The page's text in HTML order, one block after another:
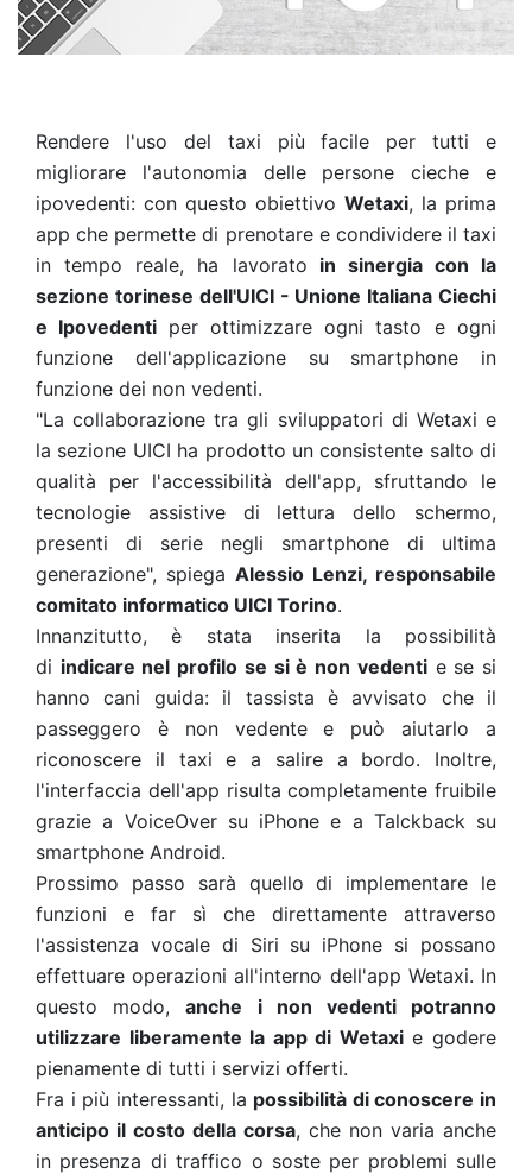
Rendere l'uso del taxi più facile per tutti e
migliorare l'autonomia delle persone cieche e
ipovedenti: con questo obiettivo Wetaxi, la prima
app che permette di prenotare e condividere il taxi
in tempo reale, ha lavorato in sinergia con la
sezione torinese dell'UICI - Unione Italiana Ciechi
e Ipovedenti per ottimizzare ogni tasto e ogni
funzione dell'applicazione su smartphone in
funzione dei non vedenti.
"La collaborazione tra gli sviluppatori di Wetaxi e
la sezione UICI ha prodotto un consistente salto di
qualità per l'accessibilità dell'app, sfruttando le
tecnologie assistive di lettura dello schermo,
presenti di serie negli smartphone di ultima
generazione", spiega Alessio Lenzi, responsabile
comitato informatico UICI Torino.
Innanzitutto, è stata inserita la possibilità
di indicare nel profilo se si è non vedentie se si
hanno cani guida: il tassista è avvisato che il
passeggero è non vedente e può aiutarlo a
riconoscere il taxi e a salire a bordo. Inoltre,
l'interfaccia dell'app risulta completamente fruibile
grazie a VoiceOver su iPhone e a Talckback su
smartphone Android.
Prossimo passo sarà quello di implementare le
funzioni e far sì che direttamente attraverso
l'assistenza vocale di Siri su iPhone si possano
effettuare operazioni all'interno dell'app Wetaxi. In
questo modo,anche i non vedenti potranno
utilizzare liberamente la app di Wetaxie godere
pienamente di tutti i servizi offerti.
Fra i più interessanti, la possibilità di conoscere in
anticipo il costo della corsa, che non varia anche
in presenza di traffico o soste per problemi sulle